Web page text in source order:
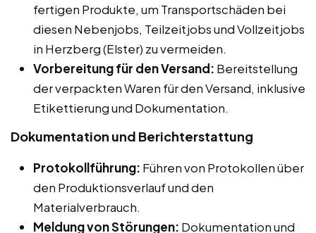
fertigen Produkte, um Transportschäden bei
diesen Nebenjobs, Teilzeitjobs und Vollzeitjobs
in Herzberg (Elster) zu vermeiden.
Vorbereitung für den Versand: Bereitstellung
der verpackten Waren für den Versand, inklusive
Etikettierung und Dokumentation.
Dokumentation und Berichterstattung
Protokollführung: Führen von Protokollen über
den Produktionsverlauf und den
Materialverbrauch.
Meldung von Störungen: Dokumentation und